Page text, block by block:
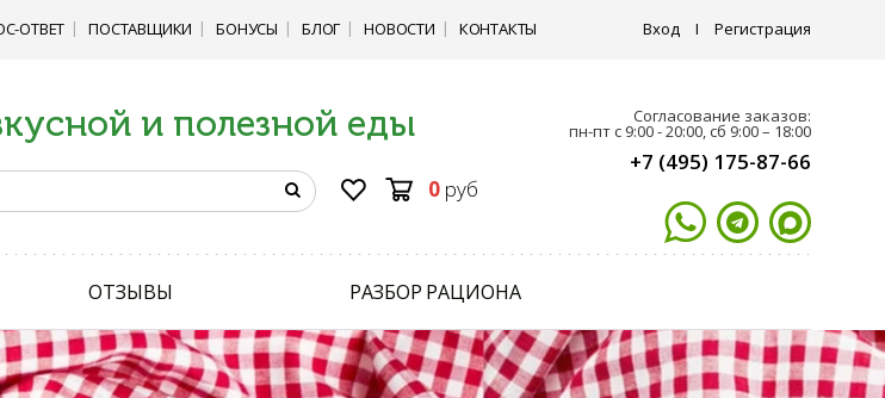
ОТВЕТ ПОСТАВЩИКИ БОНУСЫ БЛОГ НОВОСТИ КОНТАКТЫ Вход I Регистрация
и полезной еды
0 руб
Согласование заказов:
пн-пт с 9:00 - 20:00, сб 9:00 – 18:00
+7 (495) 175-87-66
ОТЗЫВЫ РАЗБОР РАЦИОНА